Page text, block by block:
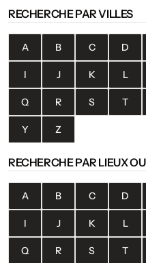
RECHERCHE PAR VILLES
A B C D
I J K L
Q R S T
Y Z
RECHERCHE PAR LIEUX
A B C D
I J K L
Q R S T